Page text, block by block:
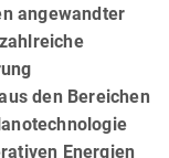
angewandter
den Bereichen
Energien